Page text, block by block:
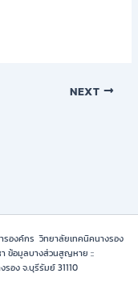
NEXT
รองค์กร วิทยาลัยเทคนิคนางรอง
ข้อมูลบางส่วนสูญหาย ::
อง จ.บุรีรัมย์ 31110